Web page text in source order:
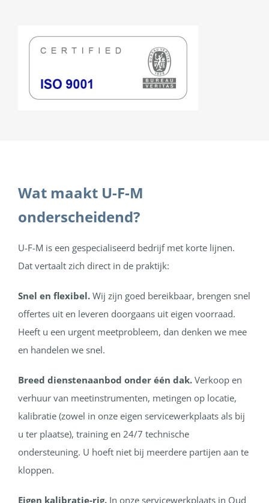
Wat maakt U-F-M
onderscheidend?
U-F-M is een gespecialiseerd bedrijf met korte lijnen.
Dat vertaalt zich direct in de praktijk:
Snel en flexibel. Wij zijn goed bereikbaar, brengen snel
offertes uit en leveren doorgaans uit eigen voorraad.
Heeft u een urgent meetprobleem, dan denken we mee
en handelen we snel.
Breed dienstenaanbod onder één dak. Verkoop en
verhuur van meetinstrumenten, metingen op locatie,
kalibratie (zowel in onze eigen servicewerkplaats als bij
u ter plaatse), training en 24/7 technische
ondersteuning. U hoeft niet bij meerdere partijen aan te
kloppen.
Eigen kalibratie-rig. In onze servicewerkplaats in Oud